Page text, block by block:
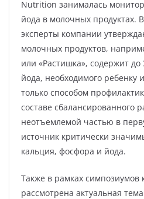
Nutrition занималась
йода в молочных продуктах.
эксперты компании
молочных продуктов,
или «Растишка», содержит
йода, необходимого ребенку
только способом
составе сбалансированного
неотъемлемой частью в
источник критически
кальция, фосфора и йода.
Также в рамках
рассмотрена актуальная